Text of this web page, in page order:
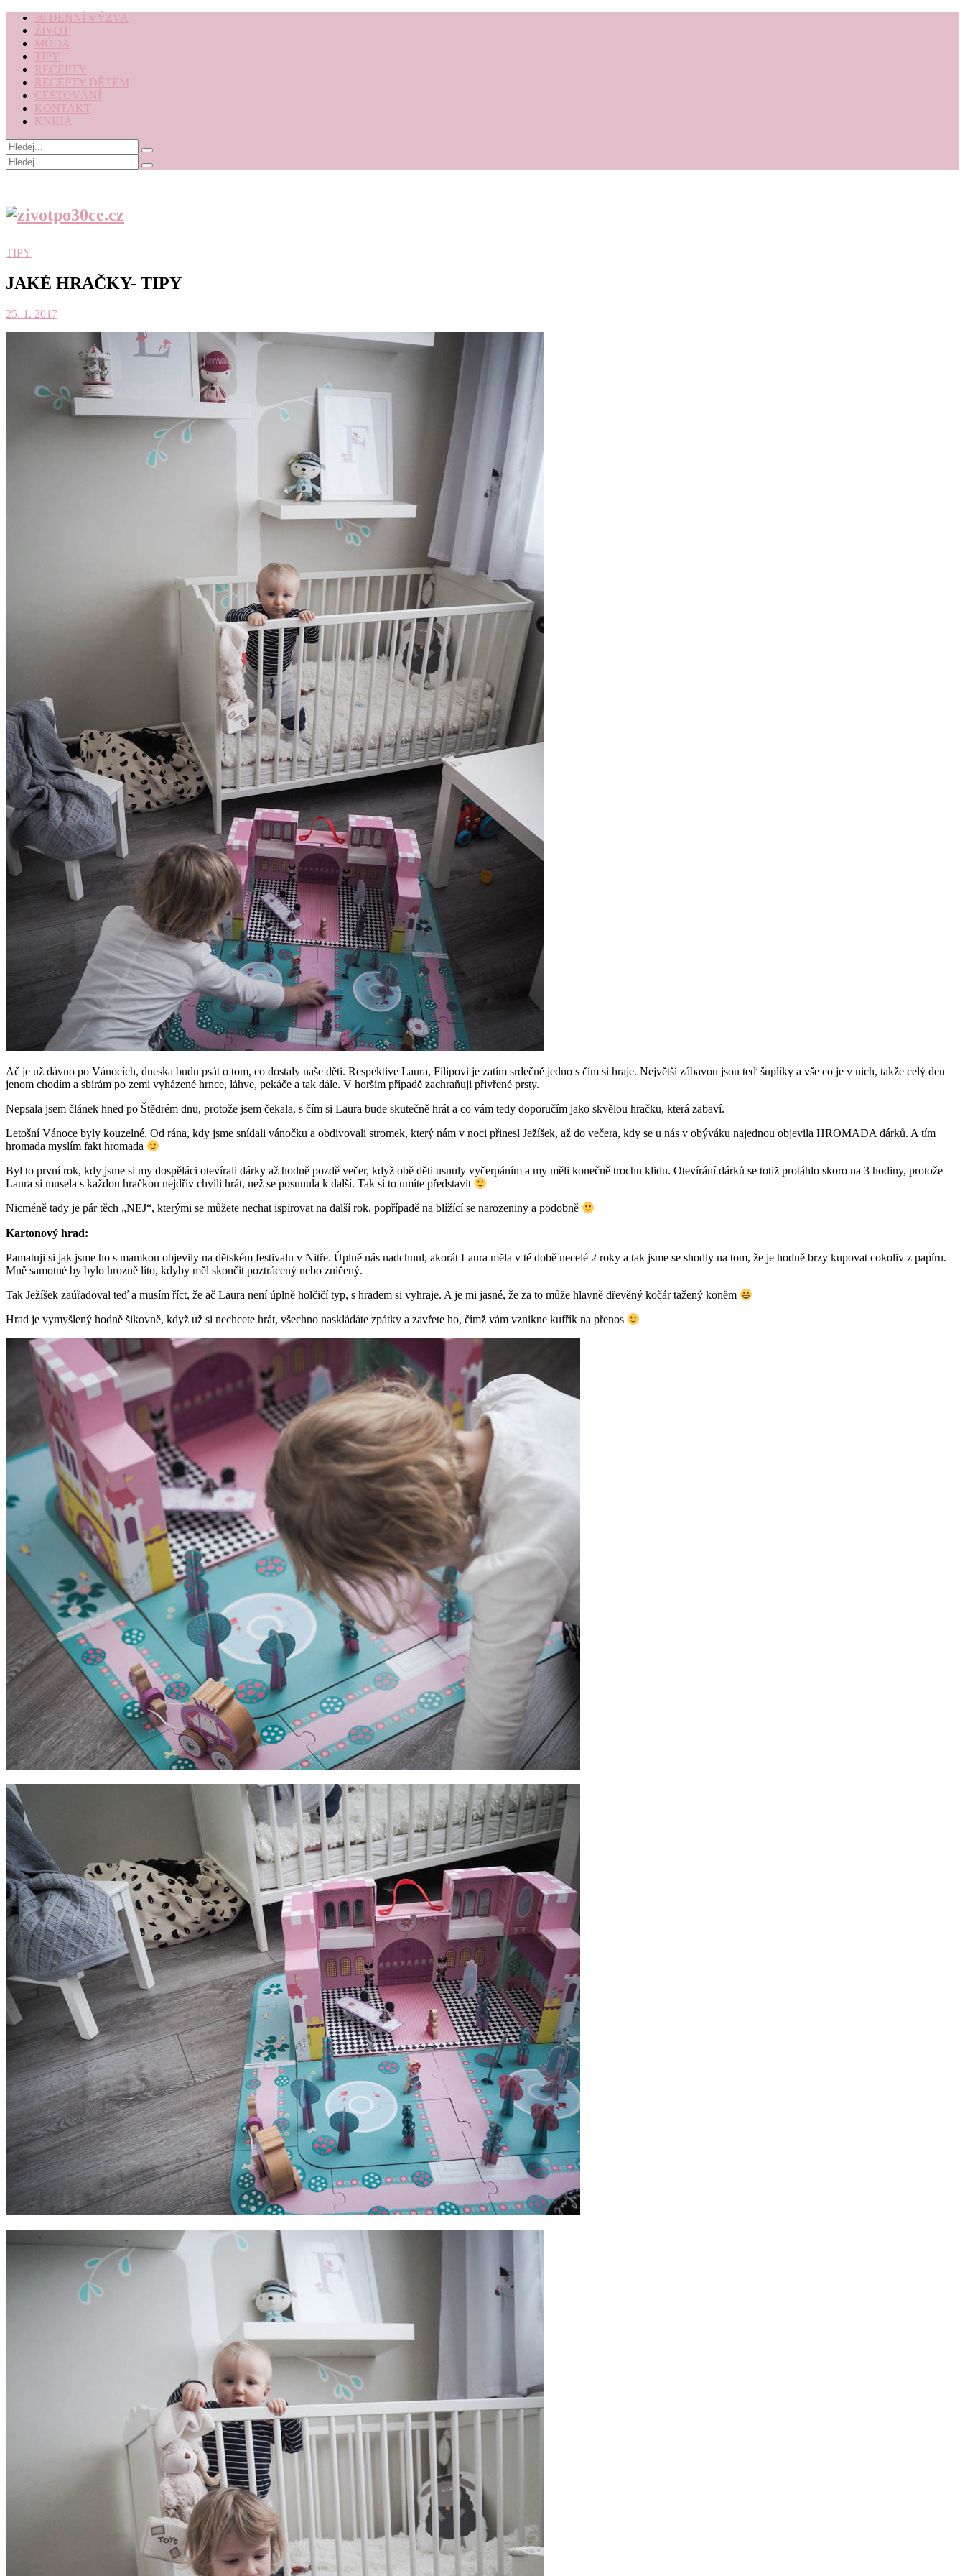
30 DENNÍ VÝZVA
ŽIVOT
MÓDA
TIPY
RECEPTY
RECEPTY DĚTEM
CESTOVÁNÍ
KONTAKT
KNIHA
TIPY
JAKÉ HRAČKY- TIPY
25. 1. 2017
Ač je už dávno po Vánocích, dneska budu psát o tom, co dostaly naše děti. Respektive Laura, Filipovi je zatím srdečně jedno s čím si hraje. Největší zábavou jsou teď šuplíky a vše co je v nich, takže celý den
jenom chodím a sbírám po zemi vyházené hrnce, láhve, pekáče a tak dále. V horším případě zachraňuji přivřené prsty.
Nepsala jsem článek hned po Štědrém dnu, protože jsem čekala, s čím si Laura bude skutečně hrát a co vám tedy doporučím jako skvělou hračku, která zabaví.
Letošní Vánoce byly kouzelné. Od rána, kdy jsme snídali vánočku a obdivovali stromek, který nám v noci přinesl Ježíšek, až do večera, kdy se u nás v obýváku najednou objevila HROMADA dárků. A tím
hromada myslím fakt hromada
Byl to první rok, kdy jsme si my dospěláci otevírali dárky až hodně pozdě večer, když obě děti usnuly vyčerpáním a my měli konečně trochu klidu. Otevírání dárků se totiž protáhlo skoro na 3 hodiny, protože
Laura si musela s každou hračkou nejdřív chvíli hrát, než se posunula k další. Tak si to umíte představit
Nicméně tady je pár těch „NEJ“, kterými se můžete nechat ispirovat na další rok, popřípadě na blížící se narozeniny a podobně
Kartonový hrad:
Pamatuji si jak jsme ho s mamkou objevily na dětském festivalu v Nitře. Úplně nás nadchnul, akorát Laura měla v té době necelé 2 roky a tak jsme se shodly na tom, že je hodně brzy kupovat cokoliv z papíru.
Mně samotné by bylo hrozně líto, kdyby měl skončit poztrácený nebo zničený.
Tak Ježíšek zaúřadoval teď a musím říct, že ač Laura není úplně holčičí typ, s hradem si vyhraje. A je mi jasné, že za to může hlavně dřevěný kočár tažený koněm
Hrad je vymyšlený hodně šikovně, když už si nechcete hrát, všechno naskládáte zpátky a zavřete ho, čímž vám vznikne kufřík na přenos